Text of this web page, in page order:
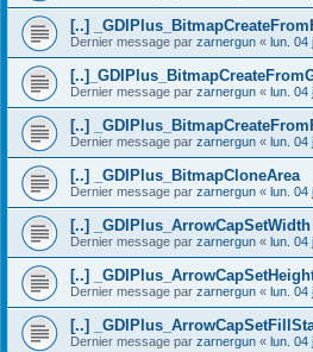
[..]
Dernier message par zarnergun « lun. 04
Dernier message par zarnergun « lun. 04
[..]
Dernier message par zarnergun « lun. 04
[..] _GDIPlus_BitmapCloneArea
Dernier message par zarnergun « lun. 04
[..] _GDIPlus_ArrowCapSetWidth
Dernier message par zarnergun « lun. 04
[..]
Dernier message par zarnergun « lun. 04
[..]
Dernier message par zarnergun « lun. 04